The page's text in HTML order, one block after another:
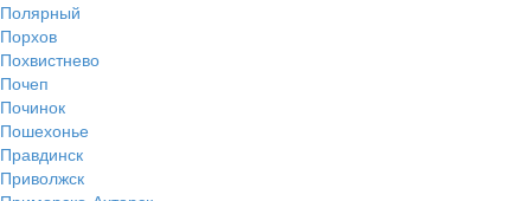
Полярный
Порхов
Похвистнево
Почеп
Починок
Пошехонье
Правдинск
Приволжск